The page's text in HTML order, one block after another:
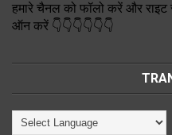
हमारे चैनल को फॉलो करें और
ऑन करें 👇👇👇👇👇👇